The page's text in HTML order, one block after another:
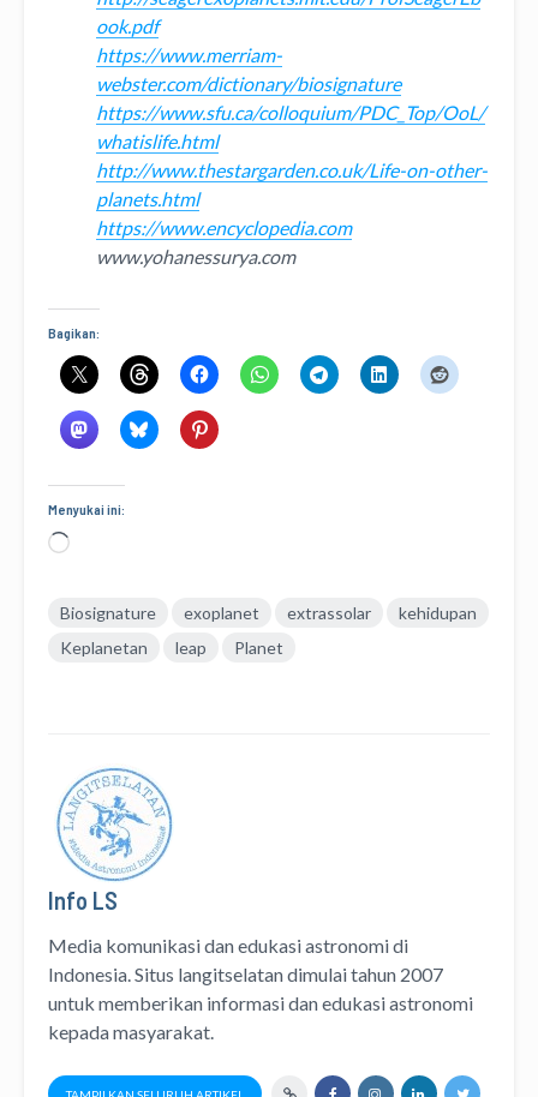
ook.pdf
https://www.merriam-
webster.com/dictionary/biosignature
https://www.sfu.ca/colloquium/PDC_Top/OoL/
whatislife.html
http://www.thestargarden.co.uk/Life-on-other-
planets.html
https://www.encyclopedia.com
www.yohanessurya.com
Bagikan:
Menyukai ini:
Memuat...
Biosignature exoplanet extrassolar
kehidupan
Keplanetan
leap Planet
Info LS
Media komunikasi dan edukasi astronomi di
Indonesia. Situs langitselatan dimulai tahun 2007
untuk memberikan informasi dan edukasi astronomi
kepada masyarakat.